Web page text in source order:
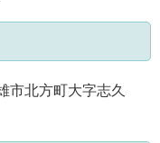
市北方町大字志久